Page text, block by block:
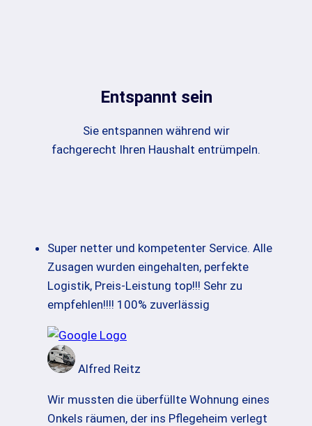
Entspannt sein
Sie entspannen während wir
fachgerecht Ihren Haushalt entrümpeln.
Super netter und kompetenter Service. Alle
Zusagen wurden eingehalten, perfekte
Logistik, Preis-Leistung top!!! Sehr zu
empfehlen!!!! 100% zuverlässig
Alfred Reitz
Wir mussten die überfüllte Wohnung eines
Onkels räumen, der ins Pflegeheim verlegt